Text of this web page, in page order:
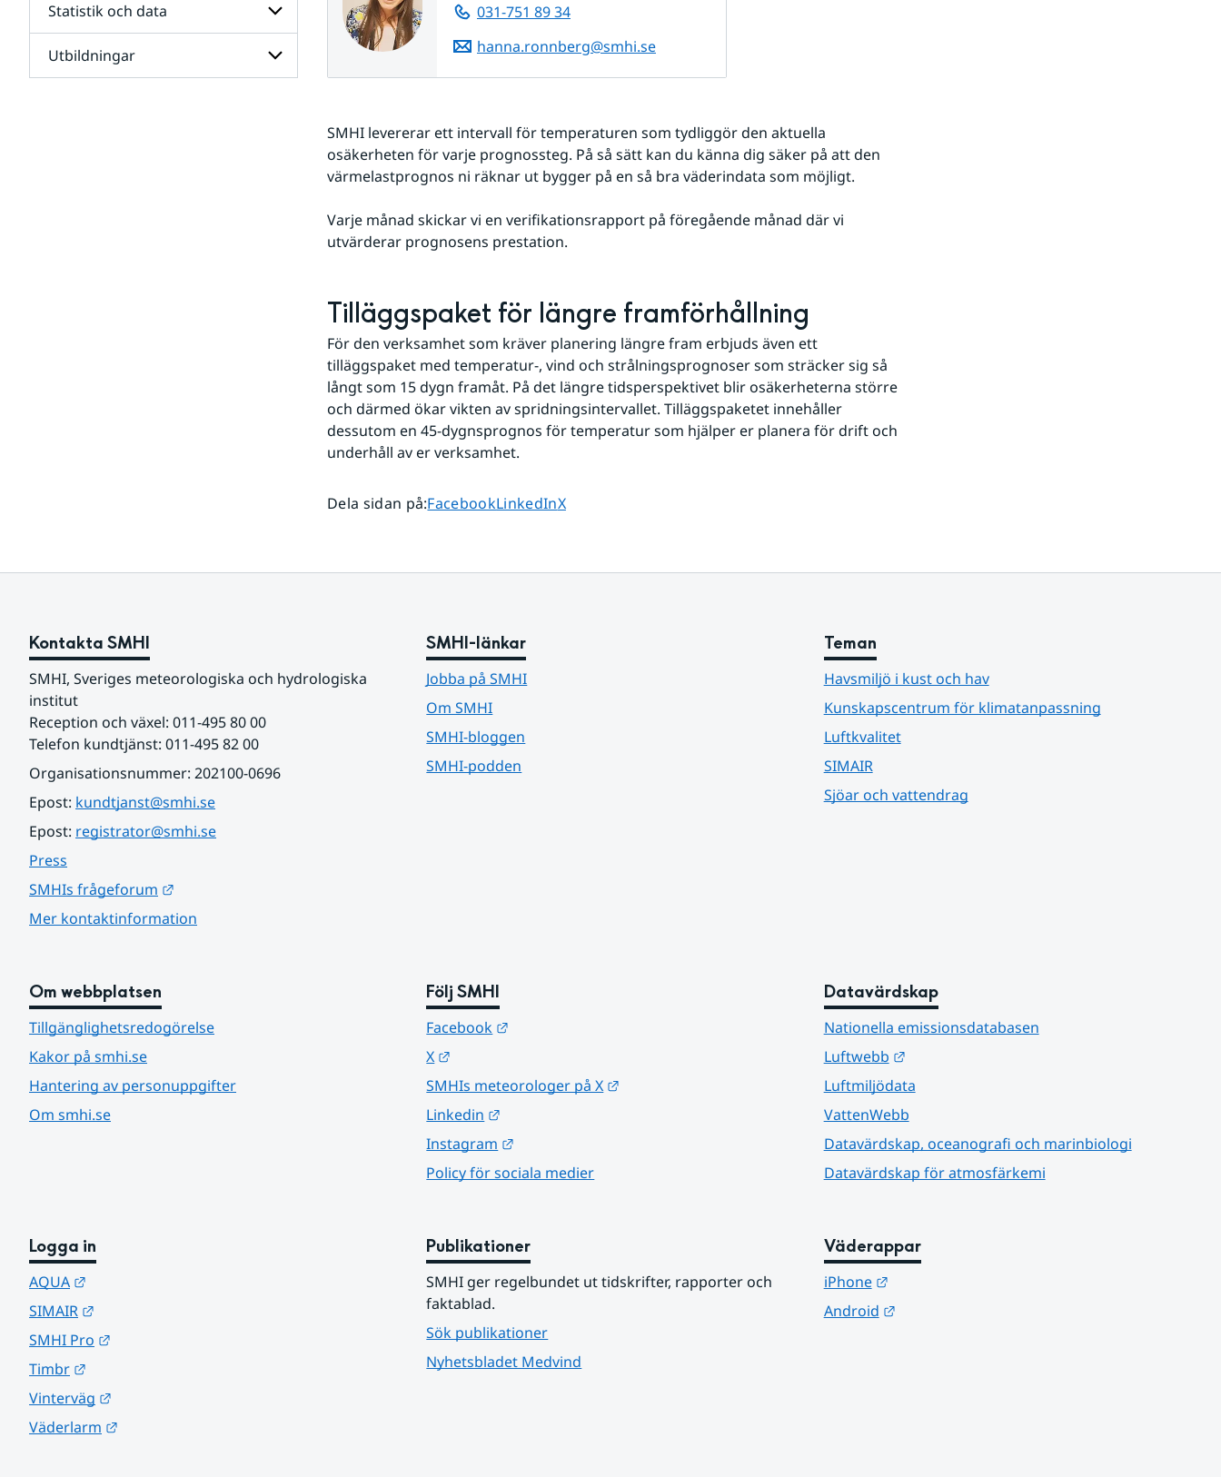
säkra
transporter
Undersidor
för
Säkerhet
och
beredskap
Statistik och data
Undersidor
för
Utbildningar
Utbildningar
031-751 89 34
hanna.ronnberg@smhi.se
SMHI levererar ett intervall för temperaturen som tydliggör den aktuella
osäkerheten för varje prognossteg. På så sätt kan du känna dig säker på att den
värmelastprognos ni räknar ut bygger på en så bra väderindata som möjligt.
Varje månad skickar vi en verifikationsrapport på föregående månad där vi
utvärderar prognosens prestation.
Tilläggspaket för längre framförhållning
För den verksamhet som kräver planering längre fram erbjuds även ett
tilläggspaket med temperatur-, vind och strålningsprognoser som sträcker sig så
långt som 15 dygn framåt. På det längre tidsperspektivet blir osäkerheterna större
och därmed ökar vikten av spridningsintervallet. Tilläggspaketet innehåller
dessutom en 45-dygnsprognos för temperatur som hjälper er planera för drift och
underhåll av er verksamhet.
Dela sidan på:Dela sidan på
FacebookDela sidan på
LinkedInDela sidan på
X
Kontakta SMHI
SMHI, Sveriges meteorologiska och hydrologiska
institut
Reception och växel: 011-495 80 00
Telefon kundtjänst: 011-495 82 00
Organisationsnummer: 202100-0696
Epost: kundtjanst@smhi.se
Epost: registrator@smhi.se
Press
SMHIs frågeforum
Mer kontaktinformation
SMHI-länkar
Jobba på SMHI
Om SMHI
SMHI-bloggen
SMHI-podden
Teman
Havsmiljö i kust och hav
Kunskapscentrum för klimatanpassning
Luftkvalitet
SIMAIR
Sjöar och vattendrag
Om webbplatsen
Tillgänglighetsredogörelse
Kakor på smhi.se
Hantering av personuppgifter
Om smhi.se
Följ SMHI
Facebook
X
SMHIs meteorologer på X
Linkedin
Instagram
Policy för sociala medier
Datavärdskap
Nationella emissionsdatabasen
Luftwebb
Länk till annan webbplats.
Luftmiljödata
VattenWebb
Datavärdskap, oceanografi och marinbiologi
Datavärdskap för atmosfärkemi
Logga in
AQUA
SIMAIR
SMHI Pro
Timbr
Vinterväg
Väderlarm
Publikationer
SMHI ger regelbundet ut tidskrifter, rapporter och
faktablad.
Sök publikationer
Nyhetsbladet Medvind
Väderappar
iPhone
Länk till annan webbplats.
Android
Länk till annan webbplats.